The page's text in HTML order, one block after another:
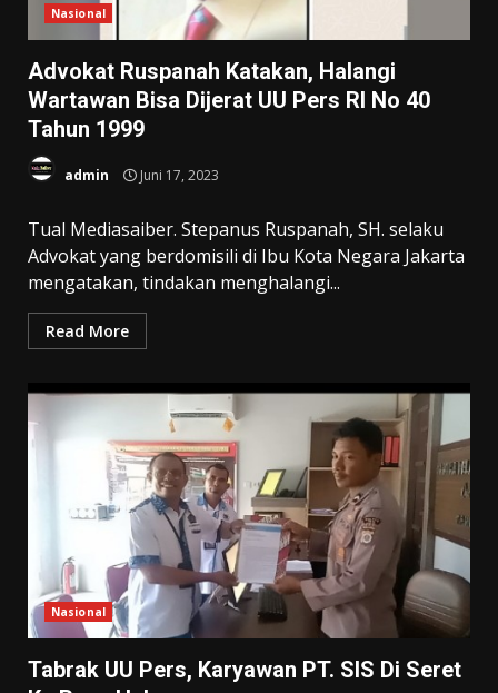
Nasional
Advokat Ruspanah Katakan, Halangi
Wartawan Bisa Dijerat UU Pers RI No 40
Tahun 1999
admin Juni 17, 2023
Tual Mediasaiber. Stepanus Ruspanah, SH. selaku
Advokat yang berdomisili di Ibu Kota Negara Jakarta
mengatakan, tindakan menghalangi...
Read More
Nasional
Tabrak UU Pers, Karyawan PT. SIS Di Seret